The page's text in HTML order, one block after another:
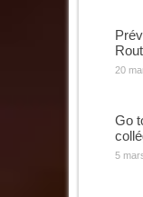
20
Go
5